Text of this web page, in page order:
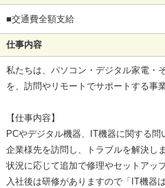
■交通費全額支給
仕事内容
私たちは、パソコン・デジタル家電・
を、訪問やリモートでサポートする事
【仕事内容】
PCやデジタル機器、IT機器に関する
企業様先を訪問し、トラブルを解決しま
状況に応じて追加で修理やセットアッ
入社後は研修がありますので「IT機器